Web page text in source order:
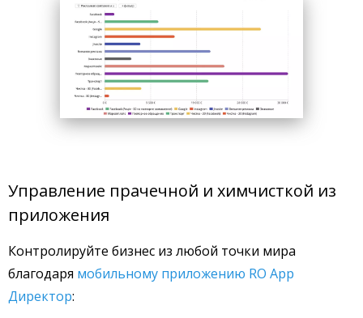
Управление прачечной и химчисткой из
приложения
Контролируйте бизнес из любой точки мира
благодаря мобильному приложению RO App
Директор: